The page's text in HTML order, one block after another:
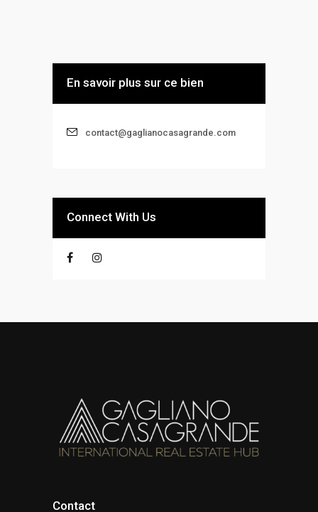
En savoir plus sur ce bien
contact@gaglianocasagrande.com
Connect With Us
Contact